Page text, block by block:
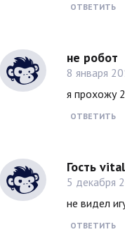
ОТВЕТИТЬ
не робот
8 января
я прохожу
ОТВЕТИТЬ
Гость
5 декабря
не видел
ОТВЕТИТЬ